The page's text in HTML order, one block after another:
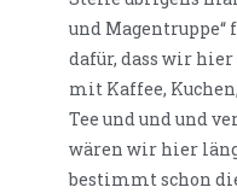
und Magentruppe“
dafür, dass wir
mit Kaffee,
Tee und und und
wären wir hier
bestimmt schon